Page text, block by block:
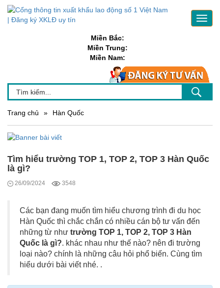
Miền Bắc:
Miền Trung:
Miền Nam:
Trang chủ » Hàn Quốc
Tìm hiểu trường TOP 1, TOP 2, TOP 3 Hàn Quốc
là gì?
26/09/2024 3548
Các bạn đang muốn tìm hiểu chương trình đi du học
Hàn Quốc thì chắc chắn có nhiều cán bộ tư vấn đến
những từ như trường TOP 1, TOP 2, TOP 3 Hàn
Quốc là gì?. khác nhau như thế nào? nên đi trường
loại nào? chính là những câu hỏi phổ biến. Cùng tìm
hiểu dưới bài viết nhé. .